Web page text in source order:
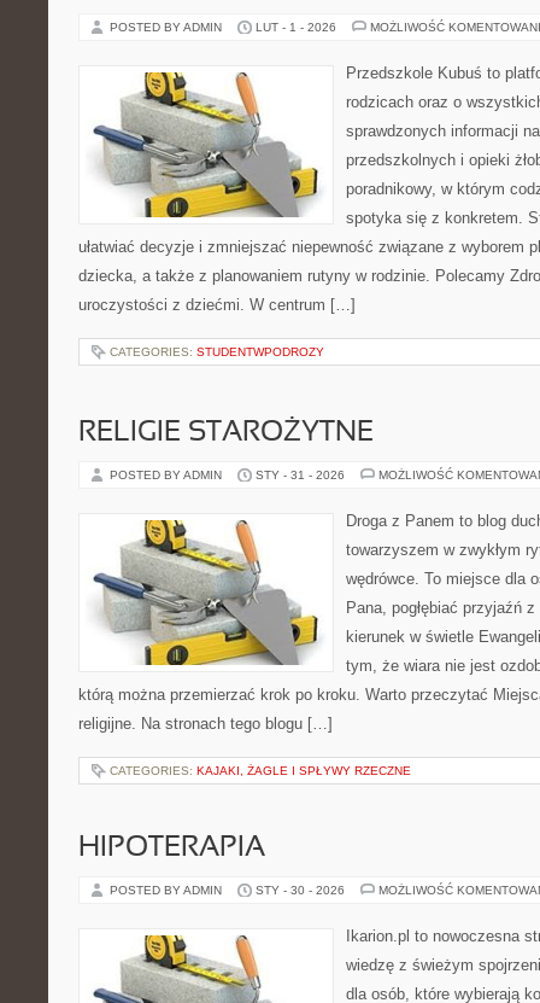
POSTED BY ADMIN LUT - 1 - 2026 MOŻLIWOŚĆ
Przedszkole Kubuś to
rodzicach oraz o
sprawdzonych informacji
przedszkolnych i opieki
poradnikowy, w którym
spotyka się z konkretem.
ułatwiać decyzje i zmniejszać niepewność związane z wyborem
dziecka, a także z planowaniem rutyny w rodzinie. Polecamy
uroczystości z dziećmi. W centrum […]
CATEGORIES: STUDENTWPODROZY
RELIGIE STAROŻYTNE
POSTED BY ADMIN STY - 31 - 2026 MOŻLIWOŚĆ
Droga z Panem to blog
towarzyszem w zwykłym
wędrówce. To miejsce dla
Pana, pogłębiać przyjaźń
kierunek w świetle
tym, że wiara nie jest
którą można przemierzać krok po kroku. Warto przeczytać
religijne. Na stronach tego blogu […]
CATEGORIES: KAJAKI, ŻAGLE I SPŁYWY RZECZNE
HIPOTERAPIA
POSTED BY ADMIN STY - 30 - 2026 MOŻLIWOŚĆ
Ikarion.pl to nowoczesna
wiedzę z świeżym
dla osób, które wybierają